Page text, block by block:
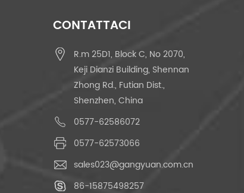
CONTATTACI
R.m 25D1, Block C, No 2070,
Keji Dianzi Building, Shennan
Zhong Rd., Futian Dist.,
Shenzhen, China
0577-62586072
0577-62573066
sales023@gangyuan.com.cn
86-15875498257